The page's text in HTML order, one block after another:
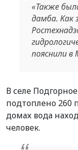
«Также
дамба. Как
пояснили в
В селе
подтоплено 260
домах вода
человек.